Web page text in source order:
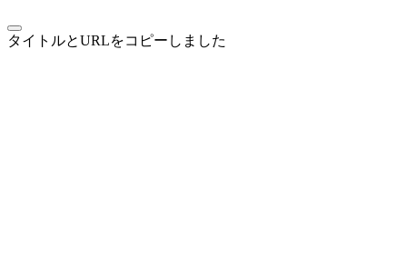
タイトルとURLをコピーしました